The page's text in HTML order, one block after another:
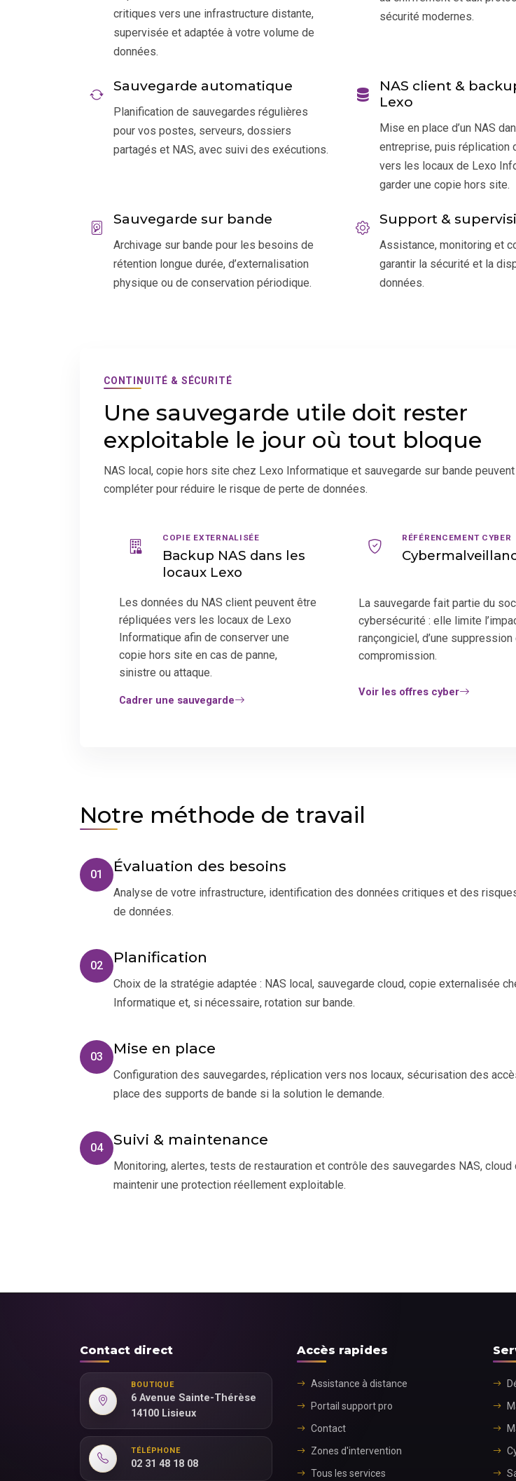
critiques vers une infrastructure distante,
supervisée et adaptée à votre volume de
données.
sécurité modernes.
Sauvegarde automatique
Planification de sauvegardes régulières
pour vos postes, serveurs, dossiers
partagés et NAS, avec suivi des exécutions.
NAS client &
Lexo
Mise en place d’un NAS
entreprise, puis réplication
vers les locaux de Lexo
garder une copie hors site.
Sauvegarde sur bande
Archivage sur bande pour les besoins de
rétention longue durée, d’externalisation
physique ou de conservation périodique.
Support &
Assistance, monitoring et
garantir la sécurité et la
données.
CONTINUITÉ & SÉCURITÉ
Une sauvegarde utile doit rester
exploitable le jour où tout bloque
NAS local, copie hors site chez Lexo Informatique et sauvegarde sur bande
compléter pour réduire le risque de perte de données.
COPIE EXTERNALISÉE
Backup NAS dans les
locaux Lexo
Les données du NAS client peuvent être
répliquées vers les locaux de Lexo
Informatique afin de conserver une
copie hors site en cas de panne,
sinistre ou attaque.
Cadrer une sauvegarde
RÉFÉRENCEMENT CYBER
La sauvegarde fait partie du
cybersécurité : elle limite
rançongiciel, d’une suppression
compromission.
Voir les offres cyber
Notre méthode de travail
01 Évaluation des besoins
Analyse de votre infrastructure, identification des données critiques et des
de données.
02 Planification
Choix de la stratégie adaptée : NAS local, sauvegarde cloud, copie externalisée
Informatique et, si nécessaire, rotation sur bande.
03 Mise en place
Configuration des sauvegardes, réplication vers nos locaux, sécurisation des
place des supports de bande si la solution le demande.
04 Suivi & maintenance
Monitoring, alertes, tests de restauration et contrôle des sauvegardes NAS, cloud
maintenir une protection réellement exploitable.
Contact direct
BOUTIQUE
6 Avenue Sainte-Thérèse
14100 Lisieux
TÉLÉPHONE
02 31 48 18 08
Accès rapides
Assistance à distance
Portail support pro
Contact
Zones d'intervention
Tous les services